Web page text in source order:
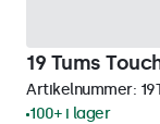
19 Tums
Artikelnummer:
100+ i lager